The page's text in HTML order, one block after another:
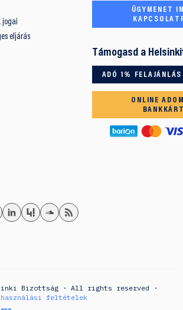
jogai
eljárás
ÜGYMENET
Támogasd a
ADÓ 1% FELAJÁNLÁS
ONLINE
Bizottság · All rights reserved ·
feltételek